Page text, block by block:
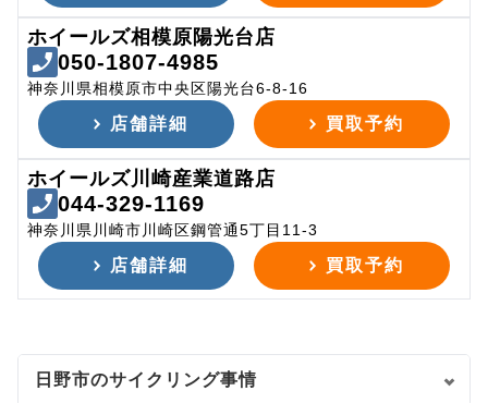
ホイールズ相模原陽光台店
050-1807-4985
神奈川県相模原市中央区陽光台6-8-16
店舗詳細 買取予約
ホイールズ川崎産業道路店
044-329-1169
神奈川県川崎市川崎区鋼管通5丁目11-3
店舗詳細 買取予約
日野市のサイクリング事情